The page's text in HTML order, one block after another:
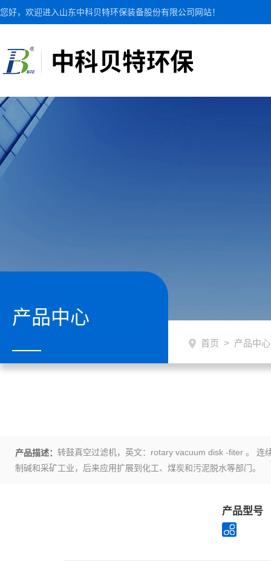
您好，欢迎进入山东中科贝特环保装备股份有限公司网站！
产品中心
首页 > 产品中心
产品描述： 转鼓真空过滤机，英文：rotary vacuum disk -fiter 。 连
制碱和采矿工业，后来应用扩展到化工、煤炭和污泥脱水等部门。
产品型号